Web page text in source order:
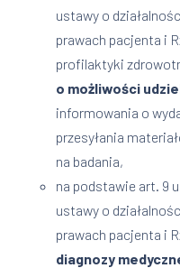
ustawy o
prawach pacjenta i
profilaktyki
o możliwości
informowania o
przesyłania
na badania,
na podstawie art. 9
ustawy o
prawach pacjenta i
diagnozy